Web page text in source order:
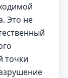
Это не
точки